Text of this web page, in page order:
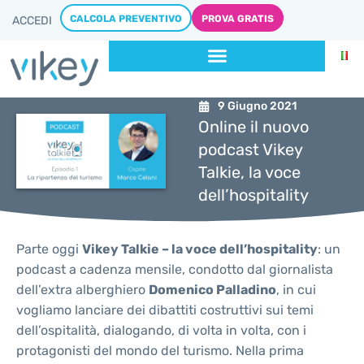
ACCEDI CALCOLA PREVENTIVO PROVA GRATIS
9 Giugno 2021
Online il nuovo
podcast Vikey
Talkie, la voce
dell’hospitality
Parte oggi Vikey Talkie – la voce dell’hospitality: un
podcast a cadenza mensile, condotto dal giornalista
dell’extra alberghiero Domenico Palladino, in cui
vogliamo lanciare dei dibattiti costruttivi sui temi
dell’ospitalità, dialogando, di volta in volta, con i
protagonisti del mondo del turismo. Nella prima